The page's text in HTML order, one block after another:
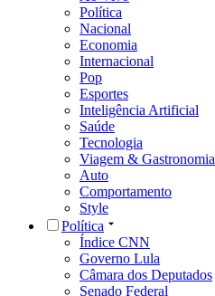
Política
Nacional
Economia
Internacional
Pop
Esportes
Inteligência Artificial
Saúde
Tecnologia
Viagem & Gastronomia
Auto
Comportamento
Style
Política
Índice CNN
Governo Lula
Câmara dos Deputados
Senado Federal